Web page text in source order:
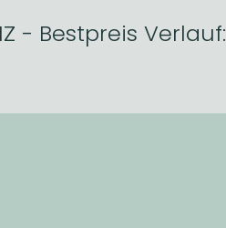
- Bestpreis Verlauf: